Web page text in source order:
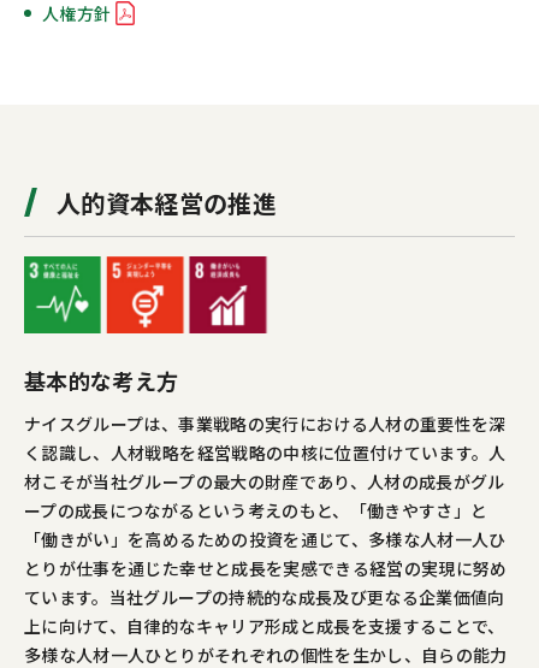
人権方針
人的資本経営の推進
基本的な考え方
ナイスグループは、事業戦略の実行における人材の重要性を深
く認識し、人材戦略を経営戦略の中核に位置付けています。人
材こそが当社グループの最大の財産であり、人材の成長がグル
ープの成長につながるという考えのもと、「働きやすさ」と
「働きがい」を高めるための投資を通じて、多様な人材一人ひ
とりが仕事を通じた幸せと成長を実感できる経営の実現に努め
ています。当社グループの持続的な成長及び更なる企業価値向
上に向けて、自律的なキャリア形成と成長を支援することで、
多様な人材一人ひとりがそれぞれの個性を生かし、自らの能力